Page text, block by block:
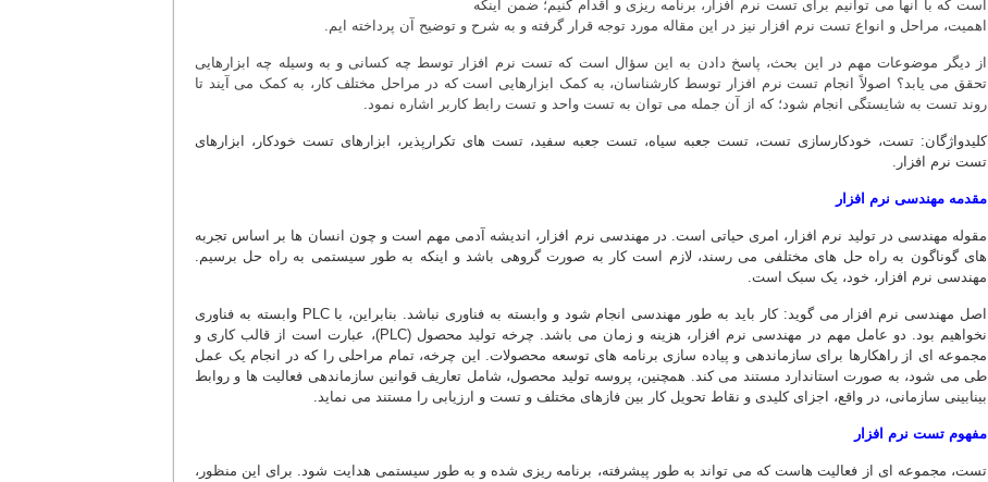
است که با آنها می توانیم برای تست نرم افزار، برنامه ریزی و اقدام کنیم؛ ضمن اینکه
اهمیت، مراحل و انواع تست نرم افزار نیز در این مقاله مورد توجه قرار گرفته و به شرح و توضیح آن پرداخته ایم.
از دیگر موضوعات مهم در این بحث، پاسخ دادن به این سؤال است که تست نرم افزار توسط چه کسانی و به وسیله چه ابزارهایی
تحقق می یابد؟ اصولاً انجام تست نرم افزار توسط کارشناسان، به کمک ابزارهایی است که در مراحل مختلف کار، به کمک می آیند تا
روند تست به شایستگی انجام شود؛ که از آن جمله می توان به تست واحد و تست رابط کاربر اشاره نمود.
کلیدواژگان: تست، خودکارسازی تست، تست جعبه سیاه، تست جعبه سفید، تست های تکرارپذیر، ابزارهای تست خودکار، ابزارهای
تست نرم افزار.
مقدمه مهندسی نرم افزار
مقوله مهندسی در تولید نرم افزار، امری حیاتی است. در مهندسی نرم افزار، اندیشه آدمی مهم است و چون انسان ها بر اساس تجربه
های گوناگون به راه حل های مختلفی می رسند، لازم است کار به صورت گروهی باشد و اینکه به طور سیستمی به راه حل برسیم.
مهندسی نرم افزار، خود، یک سبک است.
اصل مهندسی نرم افزار می گوید: کار باید به طور مهندسی انجام شود و وابسته به فناوری نباشد. بنابراین، با PLC وابسته به فناوری
نخواهیم بود. دو عامل مهم در مهندسی نرم افزار، هزینه و زمان می باشد. چرخه تولید محصول (PLC)، عبارت است از قالب کاری و
مجموعه ای از راهکارها برای سازماندهی و پیاده سازی برنامه های توسعه محصولات. این چرخه، تمام مراحلی را که در انجام یک عمل
طی می شود، به صورت استاندارد مستند می کند. همچنین، پروسه تولید محصول، شامل تعاریف قوانین سازماندهی فعالیت ها و روابط
بینابینی سازمانی، در واقع، اجزای کلیدی و نقاط تحویل کار بین فازهای مختلف و تست و ارزیابی را مستند می نماید.
مفهوم تست نرم افزار
تست، مجموعه ای از فعالیت هاست که می تواند به طور پیشرفته، برنامه ریزی شده و به طور سیستمی هدایت شود. برای این منظور،